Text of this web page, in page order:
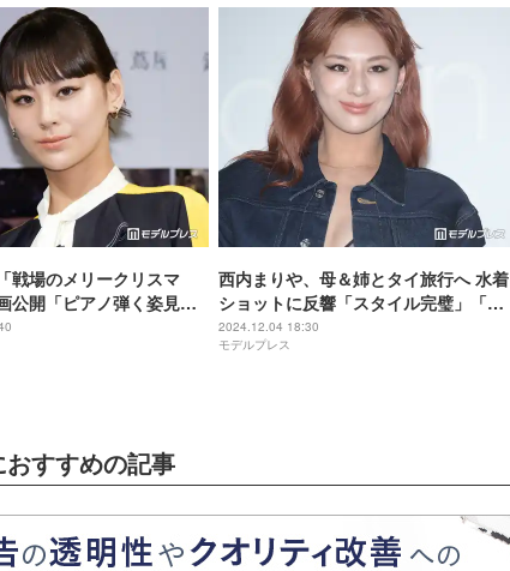
戦場のメリークリスマ
公開「ピアノ弾く姿見れ
歌声も聴きたい」の声
西内まりや、母＆姉とタイ旅行へ 水着
ショットに反響「スタイル完璧」「か
っこいい」
2024.12.04 18:30
モデルプレス
すすめの記事